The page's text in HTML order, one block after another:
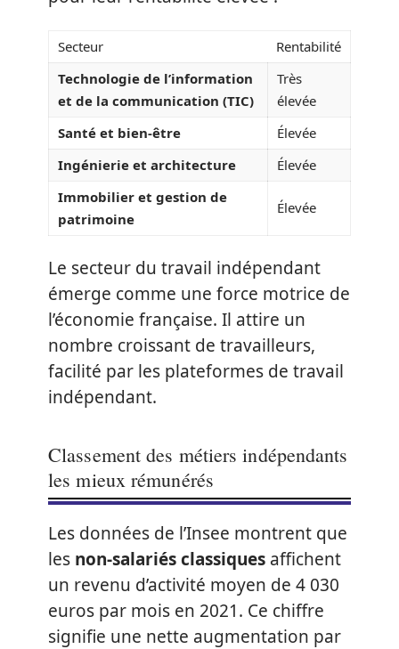
Secteur
Rentabilité
Technologie de l’information
et de la communication (TIC)
Très
élevée
Santé et bien-être
Élevée
Ingénierie et architecture
Élevée
Immobilier et gestion de
patrimoine
Élevée
Le secteur du travail indépendant
émerge comme une force motrice de
l’économie française. Il attire un
nombre croissant de travailleurs,
facilité par les plateformes de travail
indépendant.
Classement des métiers indépendants
les mieux rémunérés
Les données de l’Insee montrent que
les non-salariés classiques affichent
un revenu d’activité moyen de 4 030
euros par mois en 2021. Ce chiffre
signifie une nette augmentation par